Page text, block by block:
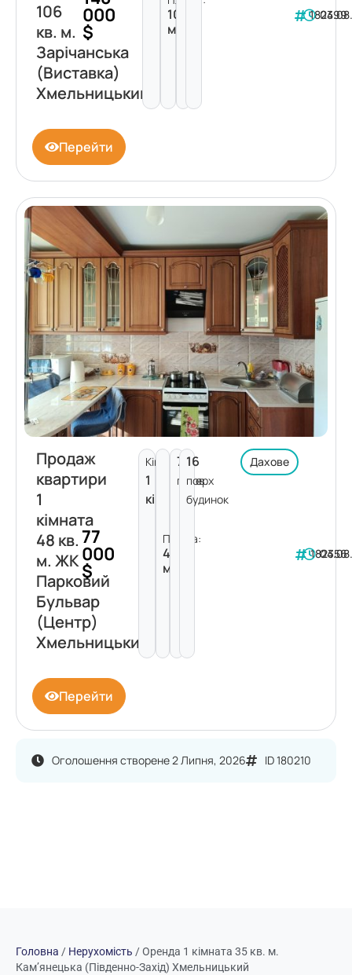
Оголошення створене 2 Липня, 2026 ID 180210
106
кв. м.
Зарічанська
(Виставка)
Хмельницький
000
$
106
м²
182399
Перейти
Продаж
квартири
1
кімната
48 кв.
м. ЖК
Парковий
Бульвар
(Центр)
Хмельницький
77
000
$
Кімнат:
1
кімната
Площа:
48
м²
7
поверх
16
пов.
будинок
Дахове
182356
Перейти
Головна / Нерухомість /Оренда 1 кімната 35 кв. м.
Кам’янецька (Південно-Захід) Хмельницький